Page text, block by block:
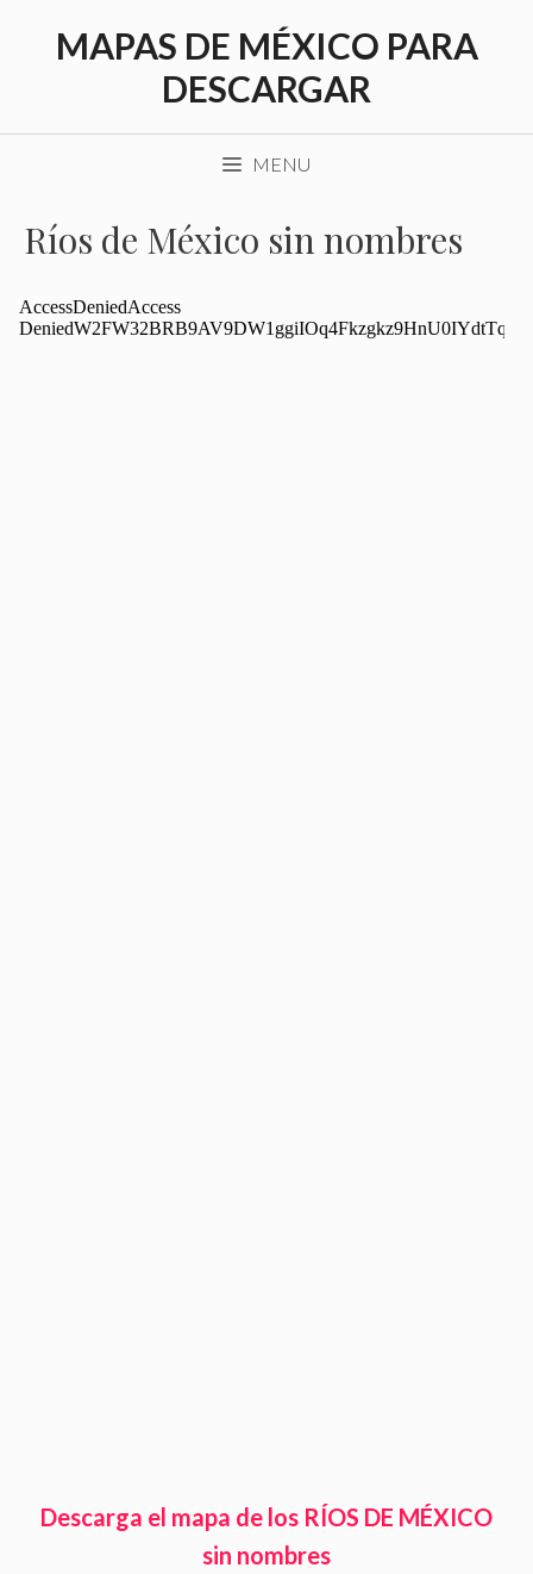
MAPAS DE MÉXICO PARA
DESCARGAR
MENU
Ríos de México sin nombres
Descarga el mapa de los RÍOS DE MÉXICO
sin nombres